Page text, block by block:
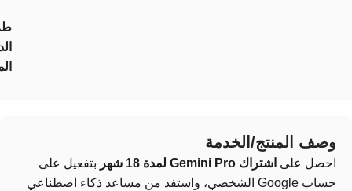
وصف المنتج/الخدمة
احصل على اشتراك Gemini Pro لمدة 18 شهر
بتفعيل على
حساب Google الشخصي، واستفد من مساعد ذكاء اصطناعي